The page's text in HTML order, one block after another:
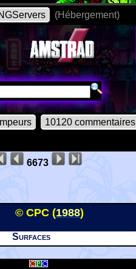
(Hébergement)
10120 commentaires
6673
© CPC (1988)
Surfaces